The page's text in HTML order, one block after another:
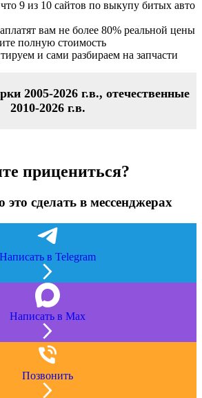
9 из 10 сайтов по выкупу битых авто
вам не более 80% реальной цены
полную стоимость
и сами разбираем на запчасти
2005-2026 г.в., отечественные
2010-2026 г.в.
прицениться?
это сделать в мессенджерах
Написать в Telegram
Написать в Max
Позвонить